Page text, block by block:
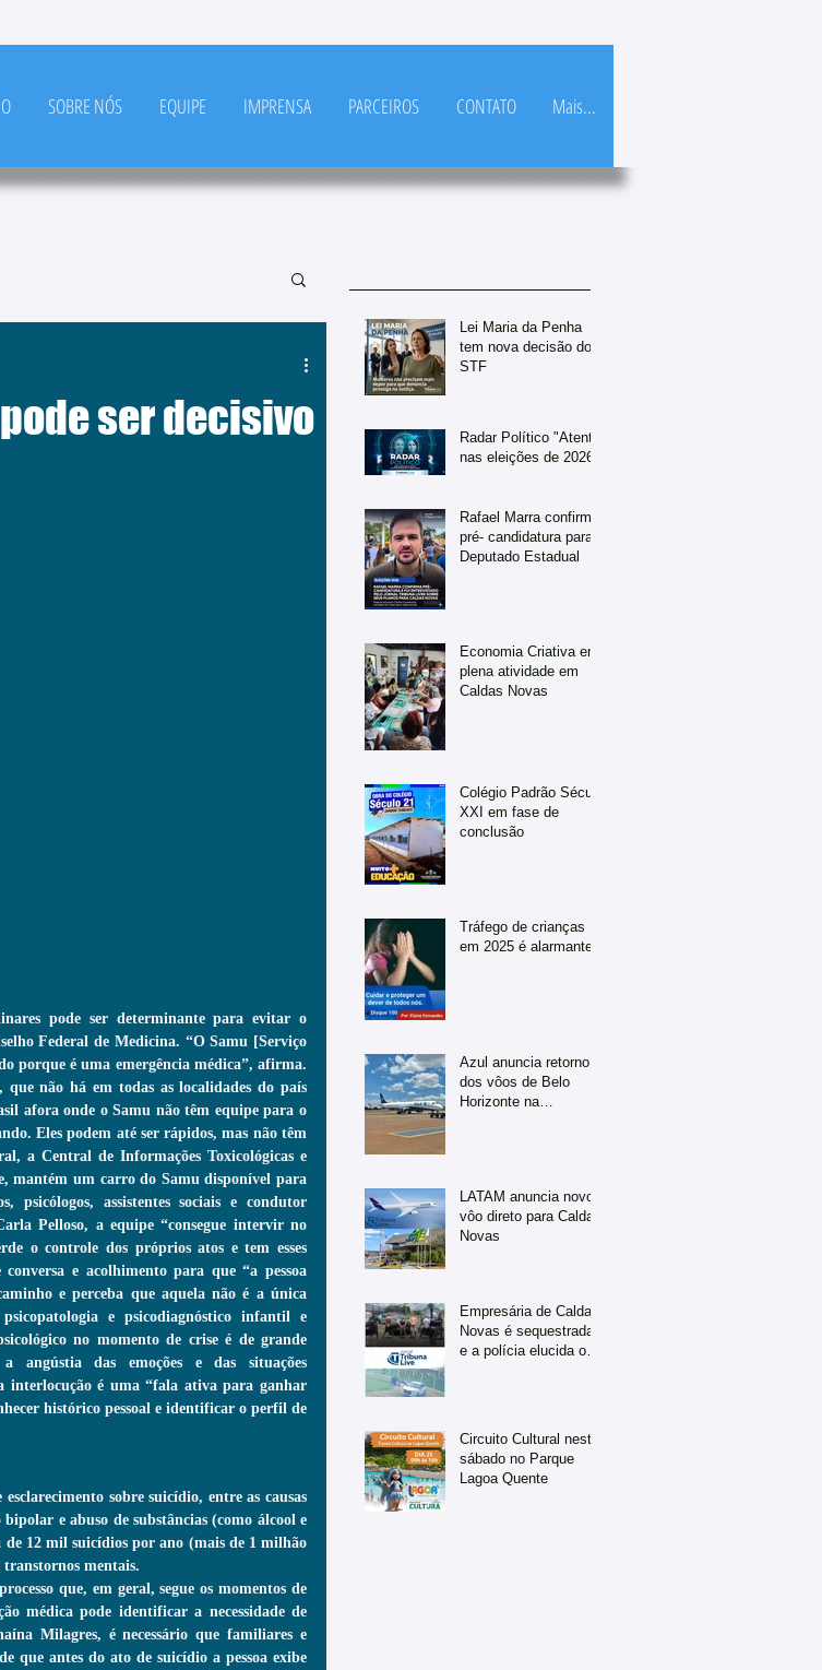
SOBRE NÓS EQUIPE IMPRENSA PARCEIROS CONTATO Mais...
ser decisivo
pode ser determinante para evitar o
Federal de Medicina. “O Samu [Serviço
porque é uma emergência médica”, afirma.
não há em todas as localidades do país
afora onde o Samu não têm equipe para o
Eles podem até ser rápidos, mas não têm
a Central de Informações Toxicológicas e
mantém um carro do Samu disponível para
psicólogos, assistentes sociais e condutor
Pelloso, a equipe “consegue intervir no
o controle dos próprios atos e tem esses
e acolhimento para que “a pessoa
e perceba que aquela não é a única
e psicodiagnóstico infantil e
no momento de crise é de grande
das emoções e das situações
interlocução é uma “fala ativa para ganhar
histórico pessoal e identificar o perfil de
sobre suicídio, entre as causas
e abuso de substâncias (como álcool e
12 mil suicídios por ano (mais de 1 milhão
transtornos mentais.
que, em geral, segue os momentos de
médica pode identificar a necessidade de
Milagres, é necessário que familiares e
que antes do ato de suicídio a pessoa exibe
Lei Maria da Penha
tem nova decisão do
STF
Radar Político "Atento
nas eleições de 2026"
Rafael Marra confirma
pré- candidatura para
Deputado Estadual
Economia Criativa em
plena atividade em
Caldas Novas
Colégio Padrão Século
XXI em fase de
conclusão
Tráfego de crianças
em 2025 é alarmante
Azul anuncia retorno
dos vôos de Belo
Horizonte na
LATAM anuncia novo
vôo direto para Caldas
Novas
Empresária de Caldas
Novas é sequestrada
e a polícia elucida o
Circuito Cultural neste
sábado no Parque
Lagoa Quente